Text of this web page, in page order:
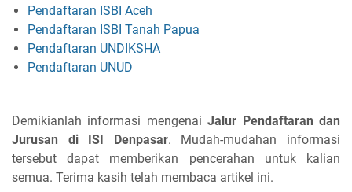
Pendaftaran ISBI Aceh
Pendaftaran ISBI Tanah Papua
Pendaftaran UNDIKSHA
Pendaftaran UNUD
Demikianlah informasi mengenaiJalur Pendaftaran dan
Jurusan di ISI Denpasar. Mudah-mudahan informasi
tersebut dapat memberikan pencerahan untuk kalian
semua. Terima kasih telah membaca artikel ini.